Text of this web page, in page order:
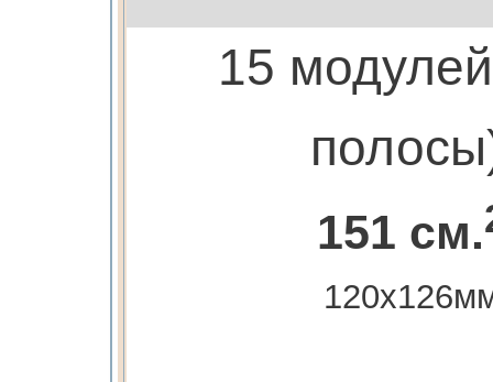
15
151 см.